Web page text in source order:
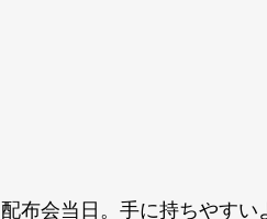
配布会当日。手に持ちやす